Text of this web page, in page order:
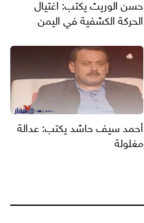
حسن الوريث يكتب: اغتيال
الحركة الكشفية في اليمن
أحمد سيف حاشد يكتب: عدالة
مغلولة